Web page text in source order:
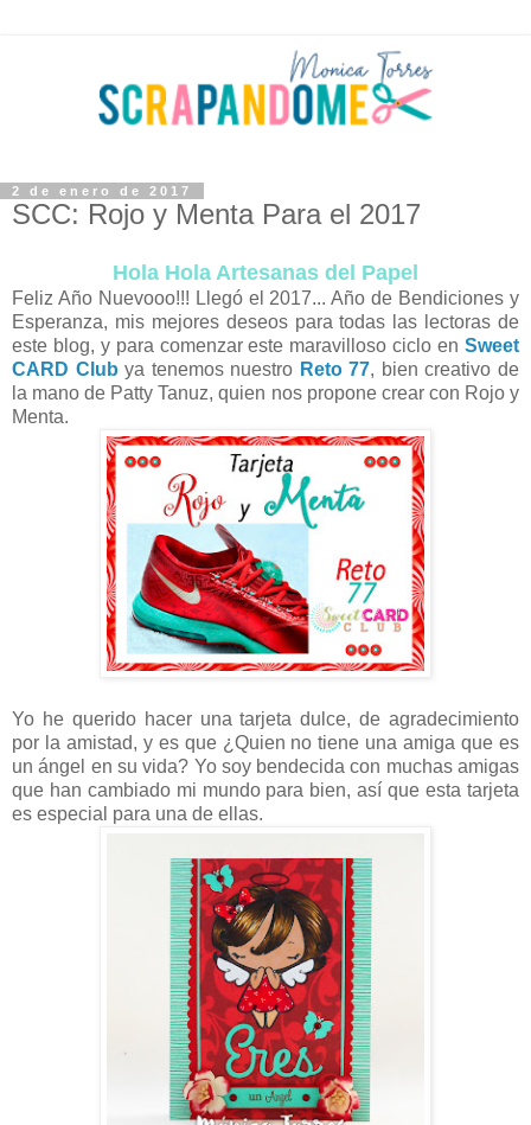
2 de enero de 2017
SCC: Rojo y Menta Para el 2017
Hola Hola Artesanas del Papel
Feliz Año Nuevooo!!! Llegó el 2017... Año de Bendiciones y
Esperanza, mis mejores deseos para todas las lectoras de
este blog, y para comenzar este maravilloso ciclo en Sweet
CARD Club ya tenemos nuestro Reto 77, bien creativo de
la mano de Patty Tanuz, quien nos propone crear con Rojo y
Menta.
Yo he querido hacer una tarjeta dulce, de agradecimiento
por la amistad, y es que ¿Quien no tiene una amiga que es
un ángel en su vida? Yo soy bendecida con muchas amigas
que han cambiado mi mundo para bien, así que esta tarjeta
es especial para una de ellas.